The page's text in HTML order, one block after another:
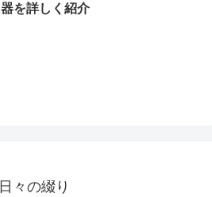
器を詳しく紹介
日々の綴り